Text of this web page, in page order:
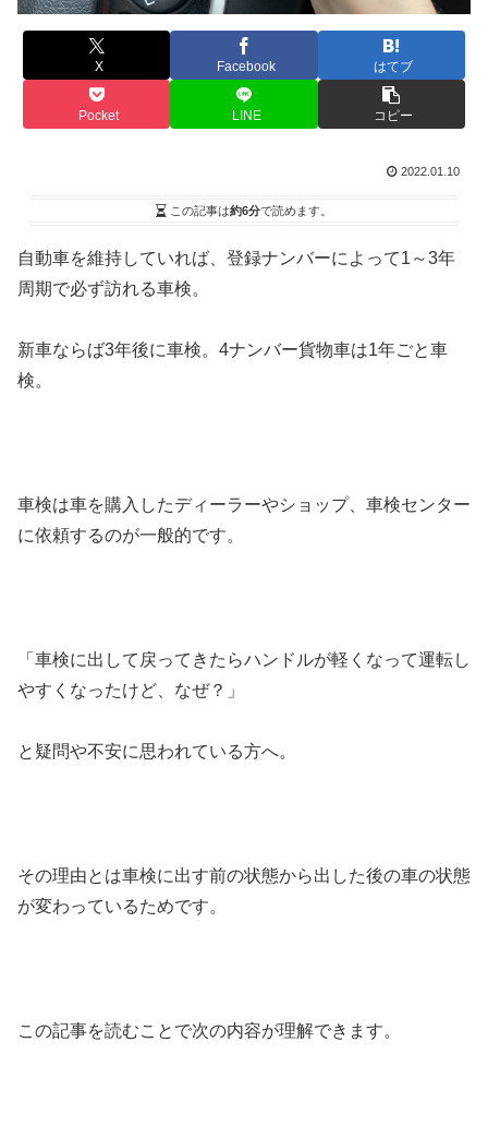
X Facebook はてブ
Pocket LINE コピー
2022.01.10
この記事は約6分で読めます。
自動車を維持していれば、登録ナンバーによって1～3年
周期で必ず訪れる車検。
新車ならば3年後に車検。4ナンバー貨物車は1年ごと車
検。
車検は車を購入したディーラーやショップ、車検センター
に依頼するのが一般的です。
「車検に出して戻ってきたらハンドルが軽くなって運転し
やすくなったけど、なぜ？」
と疑問や不安に思われている方へ。
その理由とは車検に出す前の状態から出した後の車の状態
が変わっているためです。
この記事を読むことで次の内容が理解できます。